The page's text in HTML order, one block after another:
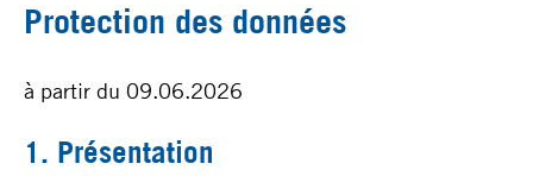
Protection des données
à partir du 09.06.2026
1. Présentation